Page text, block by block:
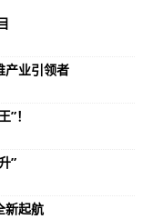
产业引领者
！
”
新起航